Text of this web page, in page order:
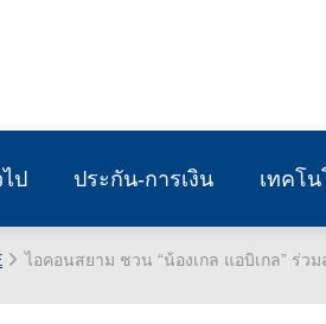
ป ประกัน-การเงิน เทคโ
ไอคอนสยาม ชวน “น้องเกล แอบิเกล” ร่